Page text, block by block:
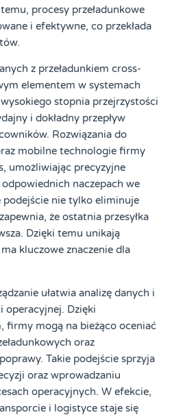
procesy przeładunkowe
i efektywne, co przekłada
z przeładunkiem cross-
elementem w systemach
stopnia przejrzystości
i dokładny przepływ
Rozwiązania do
mobilne technologie firmy
umożliwiając precyzyjne
odpowiednich naczepach we
podejście nie tylko eliminuje
że ostatnia przesyłka
Dzięki temu unikają
kluczowe znaczenie dla
ułatwia analizę danych i
operacyjnej. Dzięki
firmy mogą na bieżąco oceniać
oraz
Takie podejście sprzyja
oraz wprowadzaniu
operacyjnych. W efekcie,
i logistyce staje się